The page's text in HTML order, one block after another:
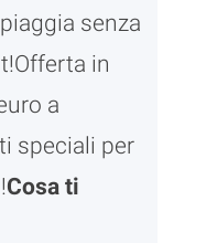
senza
in
a
speciali per
Cosa ti